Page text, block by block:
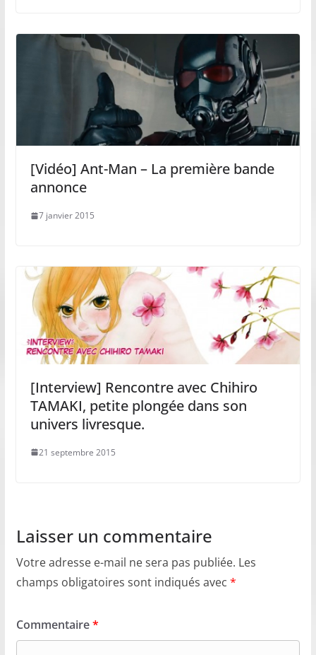
[Vidéo] Ant-Man – La première bande
annonce
7 janvier 2015
[Interview] Rencontre avec Chihiro
TAMAKI, petite plongée dans son
univers livresque.
21 septembre 2015
Laisser un commentaire
Votre adresse e-mail ne sera pas publiée. Les
champs obligatoires sont indiqués avec *
Commentaire*